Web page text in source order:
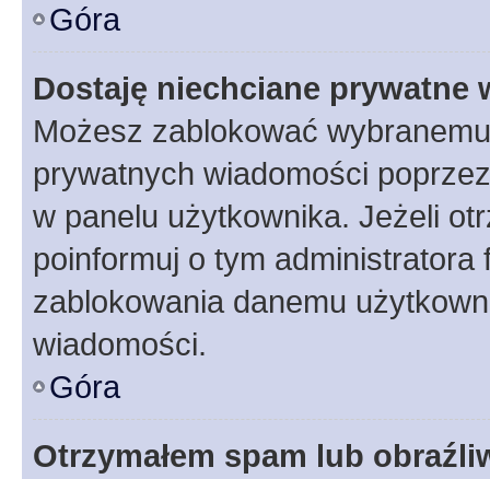
Góra
Dostaję niechciane prywatne
Możesz zablokować
prywatnych wiadomości
w panelu użytkownika. Jeżeli
poinformuj o tym
zablokowania danemu
wiadomości.
Góra
Otrzymałem spam lub